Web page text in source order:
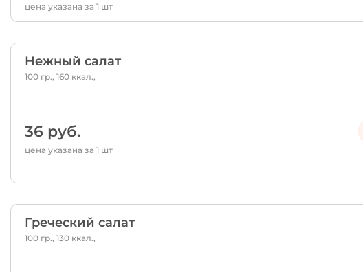
цена указана за 1 шт
Нежный салат
100 гр., 160 ккал.,
36 руб.
цена указана за 1 шт
Греческий салат
100 гр., 130 ккал.,